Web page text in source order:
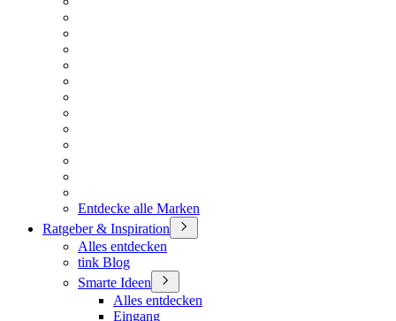
Entdecke alle Marken
Ratgeber & Inspiration
Alles entdecken
tink Blog
Smarte Ideen
Alles entdecken
Eingang